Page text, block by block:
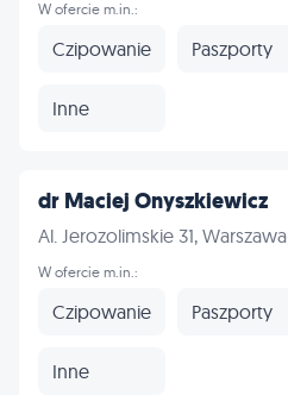
W ofercie m.in.:
Czipowanie Paszporty
Inne
dr Maciej Onyszkiewicz
Al. Jerozolimskie 31, Warszawa
W ofercie m.in.:
Czipowanie Paszporty
Inne